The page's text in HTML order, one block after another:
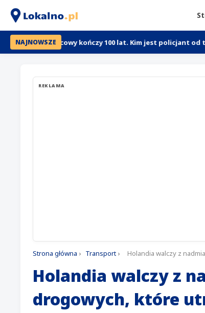
NAJNOWSZE
dzielnicowy kończy 100 lat. Kim jest policjant od twoich
REKLAMA
Strona główna › Transport › Holandia walczy z
Holandia walczy z
drogowych, które